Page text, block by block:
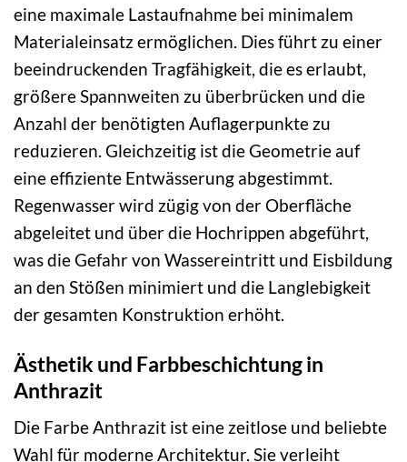
eine maximale Lastaufnahme bei minimalem
Materialeinsatz ermöglichen. Dies führt zu einer
beeindruckenden Tragfähigkeit, die es erlaubt,
größere Spannweiten zu überbrücken und die
Anzahl der benötigten Auflagerpunkte zu
reduzieren. Gleichzeitig ist die Geometrie auf
eine effiziente Entwässerung abgestimmt.
Regenwasser wird zügig von der Oberfläche
abgeleitet und über die Hochrippen abgeführt,
was die Gefahr von Wassereintritt und Eisbildung
an den Stößen minimiert und die Langlebigkeit
der gesamten Konstruktion erhöht.
Ästhetik und Farbbeschichtung in
Anthrazit
Die Farbe Anthrazit ist eine zeitlose und beliebte
Wahl für moderne Architektur. Sie verleiht